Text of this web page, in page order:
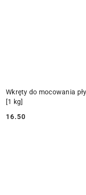
Wkręty do mocowania
[1 kg]
Cena:
16.50